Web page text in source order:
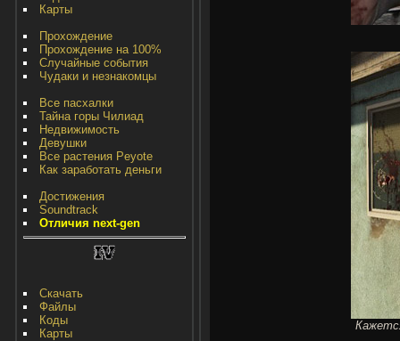
Карты
Прохождение
Прохождение на 100%
Случайные события
Чудаки и незнакомцы
Все пасхалки
Тайна горы Чилиад
Недвижимость
Девушки
Все растения Peyote
Как заработать деньги
Достижения
Soundtrack
Отличия next-gen
Скачать
Файлы
Коды
Карты